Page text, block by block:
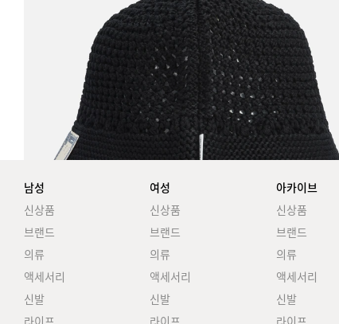
남성
신상품
브랜드
의류
액세서리
신발
라이프
여성
신상품
브랜드
의류
액세서리
신발
라이프
아카이브
신상품
브랜드
의류
액세서리
신발
라이프